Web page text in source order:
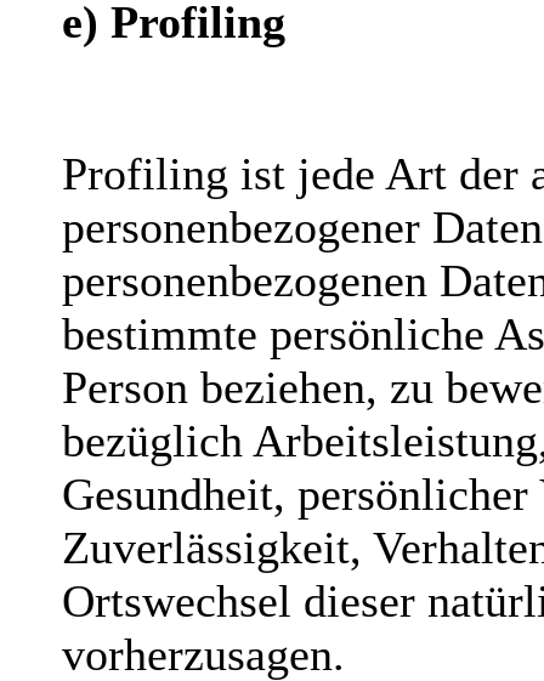
e) Profiling
Profiling ist jede Art der
personenbezogener
personenbezogenen
bestimmte persönliche
Person beziehen, zu
bezüglich
Gesundheit,
Zuverlässigkeit,
Ortswechsel dieser
vorherzusagen.